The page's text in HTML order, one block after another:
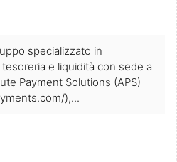
specializzato in
e liquidità con sede a
Payment Solutions (APS)
),...